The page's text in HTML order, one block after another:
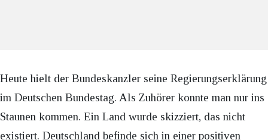
Heute hielt der Bundeskanzler seine Regierungserklärung
im Deutschen Bundestag. Als Zuhörer konnte man nur ins
Staunen kommen. Ein Land wurde skizziert, das nicht
existiert. Deutschland befinde sich in einer positiven